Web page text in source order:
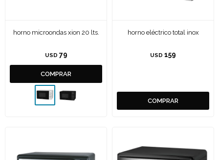
horno microondas xion 20 lts.
USD 79
horno eléctrico total inox
USD 159